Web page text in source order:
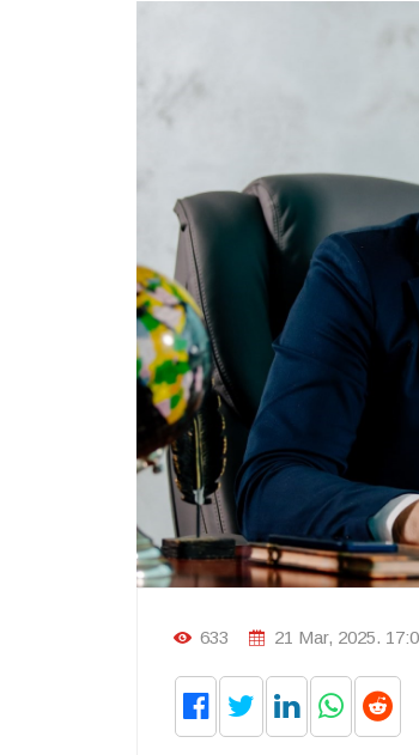
633 21 Mar, 2025.